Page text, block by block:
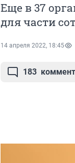
Еще в 37
для части
14 апреля 2022, 18:45
183